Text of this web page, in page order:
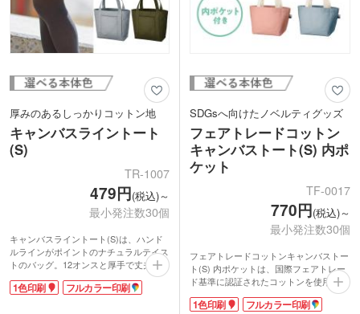
厚みのあるしっかりコットン地
キャンバスライントート
(S)
TR-1007
479円(税込)～
最小発注数30個
キャンバスライントート(S)は、ハンド
ルラインがポイントのナチュラルテイス
トのバッグ。12オンスと厚手で丈夫なキ
ャンバス地を使用しているので、長くお
使いいただけます。
1色印刷 フルカラー印刷
SDGsへ向けたノベルティグッズ
フェアトレードコットン
キャンバストート(S) 内ポ
ケット
TF-0017
770円(税込)～
最小発注数30個
フェアトレードコットンキャンバストー
ト(S) 内ポケットは、国際フェアトレー
ド基準に認証されたコットンを使用した
舟底マチのバッグ。約10オンス相当の厚
みでしっかりした素材感です。大きめの
1色印刷 フルカラー印刷